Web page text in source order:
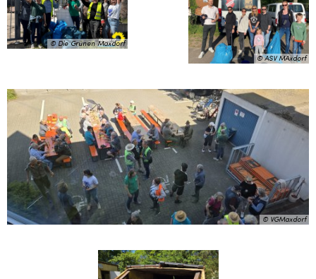
© Die Grünen Maxdorf
© ASV MAxdorf
© VGMaxdorf